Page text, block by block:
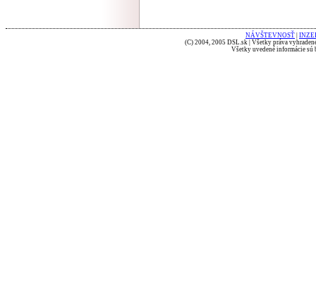
NÁVŠTEVNOSŤ
(C) 2004, 2005 DSL.sk | Všetky práva
Všetky uvedené informácie sú